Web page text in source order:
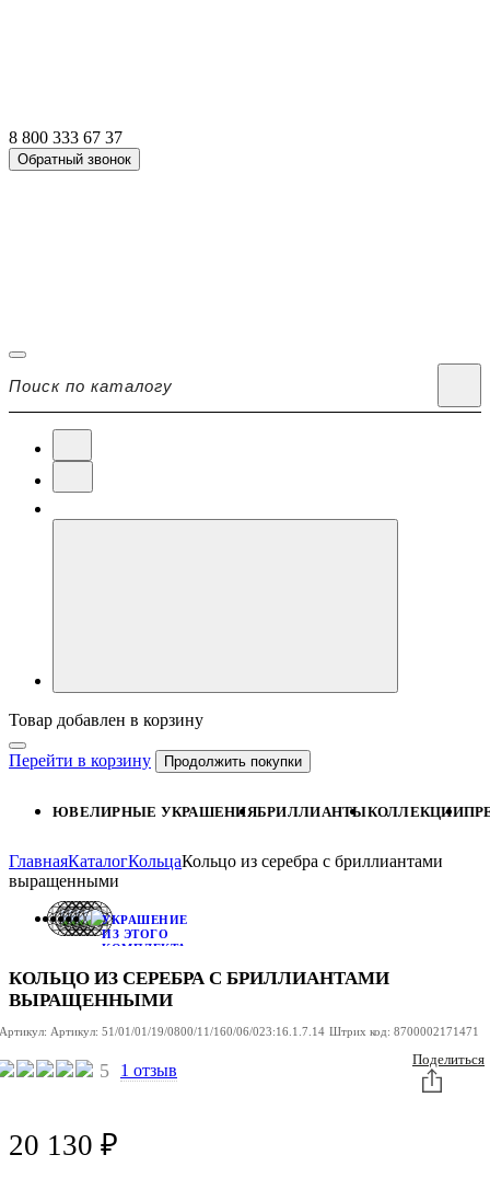
8 800 333 67 37
Обратный звонок
Товар добавлен в корзину
Перейти в корзину Продолжить покупки
ЮВЕЛИРНЫЕ УКРАШЕНИЯБРИЛЛИАНТЫКОЛЛЕКЦИИ
ГлавнаяКаталогКольцаКольцо из серебра с бриллиантами
выращенными
УКРАШЕНИЕ
ИЗ ЭТОГО
КОМПЛЕКТА:
ИЗ
СЕРЕБРА
КОЛЬЦО ИЗ СЕРЕБРА С БРИЛЛИАНТАМИ
ВЫРАЩЕННЫМИ
Артикул: Артикул: 51/01/01/19/0800/11/160/06/023:16.1.7.14 Штрих код: 8700002171471
5 1 отзыв
Поделиться
20 130 ₽